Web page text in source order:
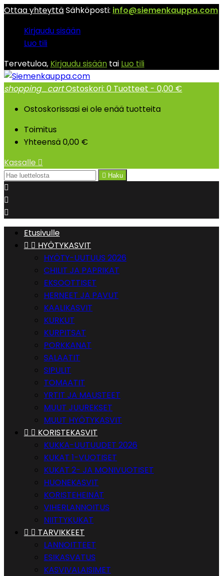
Ottaa yhteyttäSähköposti: info@siemenkauppa.com
Kirjaudu sisään
Luo tili
Tervetuloa, Kirjaudu sisään tai Luo tili
shopping_cartOstoskori: 0 Tuotteet - 0,00 €
Ostoskorissasi ei ole enää tuotteita
Toimitus
Yhteensä0,00 €
Kassalle 
 Haku



Etusivulle
  HYÖTYKASVIT
HYÖTY-UUTUUS 2026
CHILIT JA PAPRIKAT
EKSOOTTISET
HERNEET JA PAVUT
KAALIKASVIT
KURKUT
KURPITSAT
PORKKANAT
SALAATIT
SIPULIT
TOMAATIT
YRTIT JA MAUSTEET
MUUT JUUREKSET
MUUT HYÖTYKASVIT
  KORISTEKASVIT
KUKKA-UUTUUDET 2026
KUKAT 1-VUOTISET
KUKAT 2- JA MONIVUOTISET
HUONEKASVIT
KORISTEHEINÄT
VIHERLANNOITUS
NIITTYKUKAT
  TARVIKKEET
LANNOITTEET
ESIKASVATUS
KASVIVALAISIMET